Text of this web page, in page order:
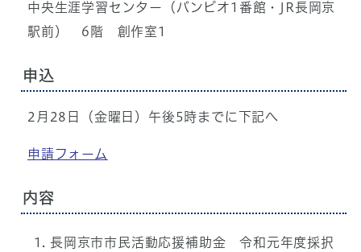
中央生涯学習センター（バンビオ1番館・JR長岡京
駅前） 6階 創作室1
申込
2月28日（金曜日）午後5時までに下記へ
申請フォーム
内容
長岡京市市民活動応援補助金 令和元年度採択